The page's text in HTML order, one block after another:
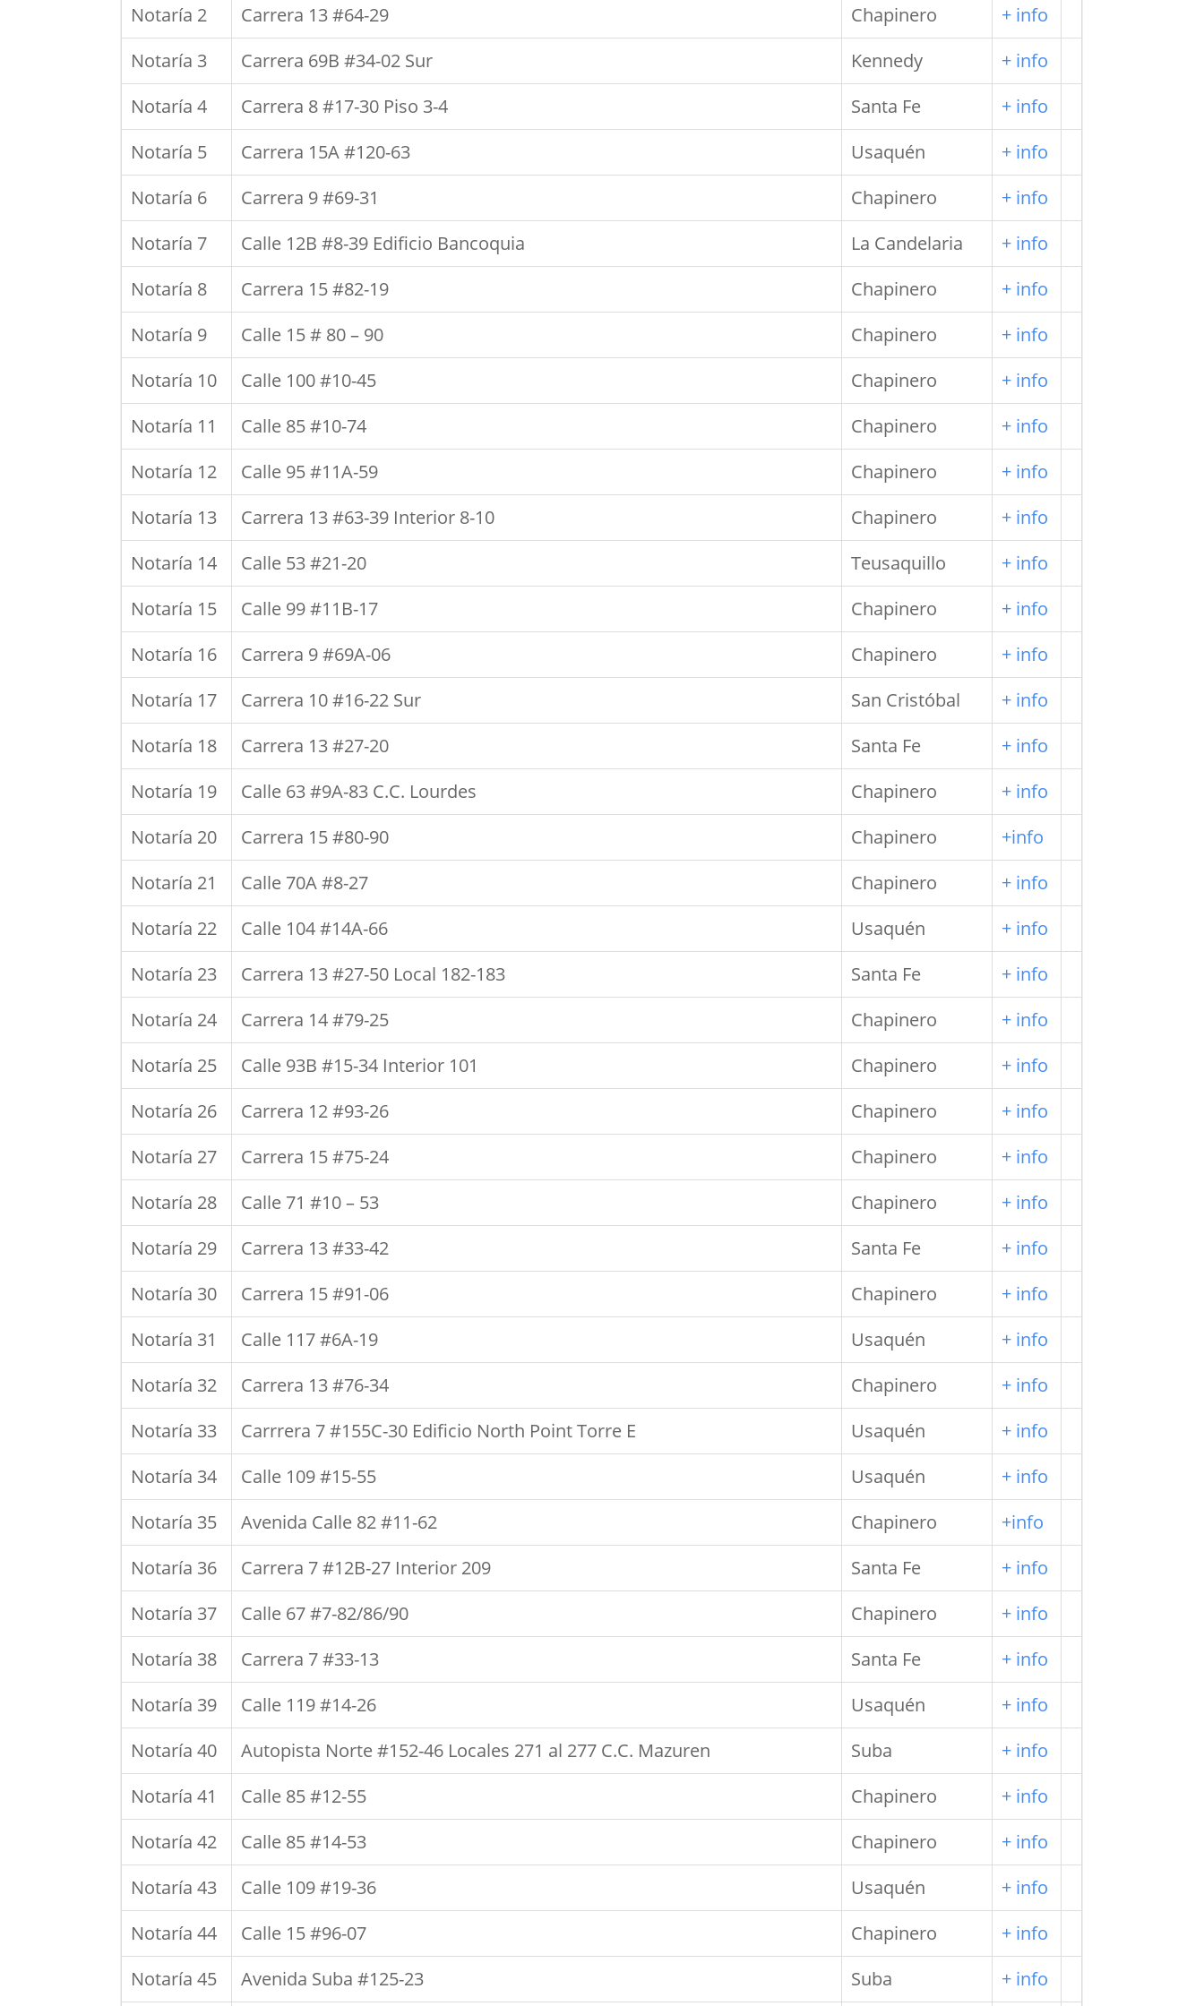
Notaría 2
Carrera 13 #64-29 Chapinero
+ info
Notaría 3
Carrera 69B #34-02 Sur Kennedy
+ info
Notaría 4
Carrera 8 #17-30 Piso 3-4 Santa Fe
+ info
Notaría 5
Carrera 15A #120-63 Usaquén
+ info
Notaría 6
Carrera 9 #69-31 Chapinero
+ info
Notaría 7
Calle 12B #8-39 Edificio Bancoquia La Candelaria
+ info
Notaría 8
Carrera 15 #82-19 Chapinero
+ info
Notaría 9
Calle 15 # 80 – 90 Chapinero
+ info
Notaría 10
Calle 100 #10-45 Chapinero
+ info
Notaría 11
Calle 85 #10-74 Chapinero
+ info
Notaría 12
Calle 95 #11A-59 Chapinero
+ info
Notaría 13
Carrera 13 #63-39 Interior 8-10 Chapinero
+ info
Notaría 14
Calle 53 #21-20 Teusaquillo
+ info
Notaría 15
Calle 99 #11B-17 Chapinero
+ info
Notaría 16
Carrera 9 #69A-06 Chapinero
+ info
Notaría 17
Carrera 10 #16-22 Sur San Cristóbal
+ info
Notaría 18
Carrera 13 #27-20 Santa Fe
+ info
Notaría 19
Calle 63 #9A-83 C.C. Lourdes Chapinero
+ info
Notaría 20
Carrera 15 #80-90 Chapinero
+info
Notaría 21
Calle 70A #8-27 Chapinero
+ info
Notaría 22
Calle 104 #14A-66 Usaquén
+ info
Notaría 23
Carrera 13 #27-50 Local 182-183 Santa Fe
+ info
Notaría 24
Carrera 14 #79-25 Chapinero
+ info
Notaría 25
Calle 93B #15-34 Interior 101 Chapinero
+ info
Notaría 26
Carrera 12 #93-26 Chapinero
+ info
Notaría 27
Carrera 15 #75-24 Chapinero
+ info
Notaría 28
Calle 71 #10 – 53 Chapinero
+ info
Notaría 29
Carrera 13 #33-42 Santa Fe
+ info
Notaría 30
Carrera 15 #91-06 Chapinero
+ info
Notaría 31
Calle 117 #6A-19 Usaquén
+ info
Notaría 32
Carrera 13 #76-34 Chapinero
+ info
Notaría 33
Carrrera 7 #155C-30 Edificio North Point Torre E Usaquén
+ info
Notaría 34
Calle 109 #15-55 Usaquén
+ info
Notaría 35
Avenida Calle 82 #11-62 Chapinero
+info
Notaría 36
Carrera 7 #12B-27 Interior 209 Santa Fe
+ info
Notaría 37
Calle 67 #7-82/86/90 Chapinero
+ info
Notaría 38
Carrera 7 #33-13 Santa Fe
+ info
Notaría 39
Calle 119 #14-26 Usaquén
+ info
Notaría 40
Autopista Norte #152-46 Locales 271 al 277 C.C. Mazuren Suba
+ info
Notaría 41
Calle 85 #12-55 Chapinero
+ info
Notaría 42
Calle 85 #14-53 Chapinero
+ info
Notaría 43
Calle 109 #19-36 Usaquén
+ info
Notaría 44
Calle 15 #96-07 Chapinero
+ info
Notaría 45
Avenida Suba #125-23 Suba + info